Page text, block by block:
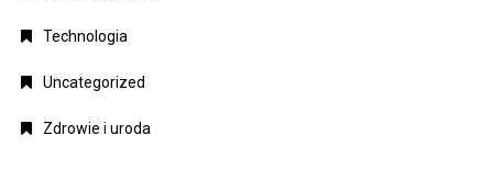
Technologia
Uncategorized
Zdrowie i uroda